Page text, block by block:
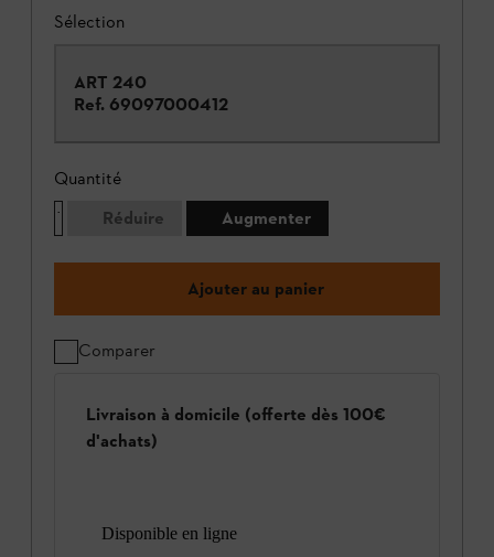
Sélection
ART 240
Ref. 69097000412
Quantité
Réduire
Augmenter
Ajouter au panier
Comparer
Livraison à domicile (offerte dès 100€
d'achats)
Disponible en ligne